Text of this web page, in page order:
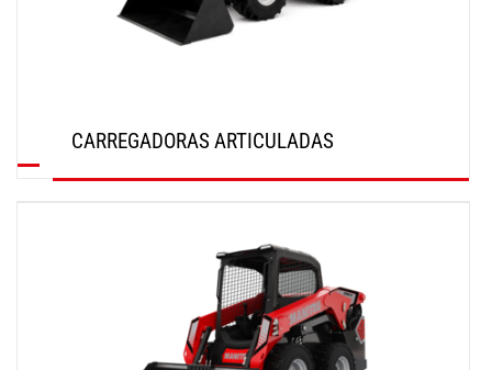
CARREGADORAS ARTICULADAS